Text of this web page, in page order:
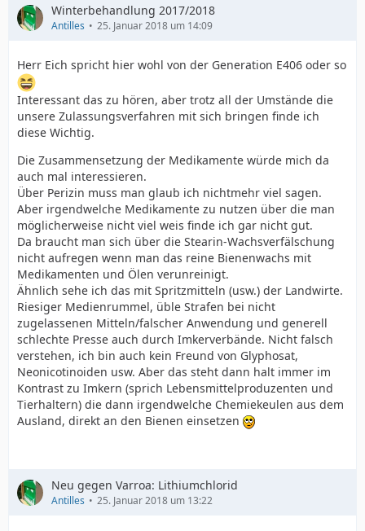
Winterbehandlung 2017/2018
Antilles 25. Januar 2018 um 14:09
Herr Eich spricht hier wohl von der Generation E406 oder so
Interessant das zu hören, aber trotz all der Umstände die
unsere Zulassungsverfahren mit sich bringen finde ich
diese Wichtig.
Die Zusammensetzung der Medikamente würde mich da
auch mal interessieren.
Über Perizin muss man glaub ich nichtmehr viel sagen.
Aber irgendwelche Medikamente zu nutzen über die man
möglicherweise nicht viel weis finde ich gar nicht gut.
Da braucht man sich über die Stearin-Wachsverfälschung
nicht aufregen wenn man das reine Bienenwachs mit
Medikamenten und Ölen verunreinigt.
Ähnlich sehe ich das mit Spritzmitteln (usw.) der Landwirte.
Riesiger Medienrummel, üble Strafen bei nicht
zugelassenen Mitteln/falscher Anwendung und generell
schlechte Presse auch durch Imkerverbände. Nicht falsch
verstehen, ich bin auch kein Freund von Glyphosat,
Neonicotinoiden usw. Aber das steht dann halt immer im
Kontrast zu Imkern (sprich Lebensmittelproduzenten und
Tierhaltern) die dann irgendwelche Chemiekeulen aus dem
Ausland, direkt an den Bienen einsetzen
Neu gegen Varroa: Lithiumchlorid
Antilles 25. Januar 2018 um 13:22